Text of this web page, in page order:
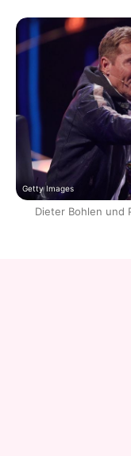
Getty Images
Dieter Bohlen und